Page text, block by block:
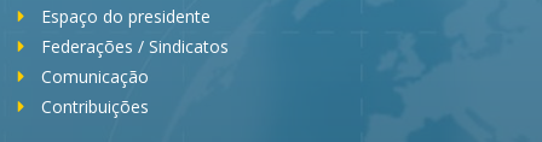
Espaço do presidente
Federações / Sindicatos
Comunicação
Contribuições